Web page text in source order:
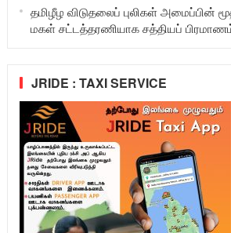
தமிழீழ விடுதலைப் புலிகள் அமைப்பின்
மகள் சட்டத்தரணியாக சத்தியப்
JRIDE : TAXI SERVICE